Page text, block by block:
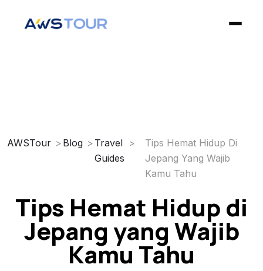
Open Trip
Blog
Privacy Policy
AWSTour Blog
Travel
Guides
Tips Hemat Hidup Di
Jepang Yang Wajib
Kamu Tahu
Tips Hemat Hidup di
Jepang yang Wajib
Kamu Tahu